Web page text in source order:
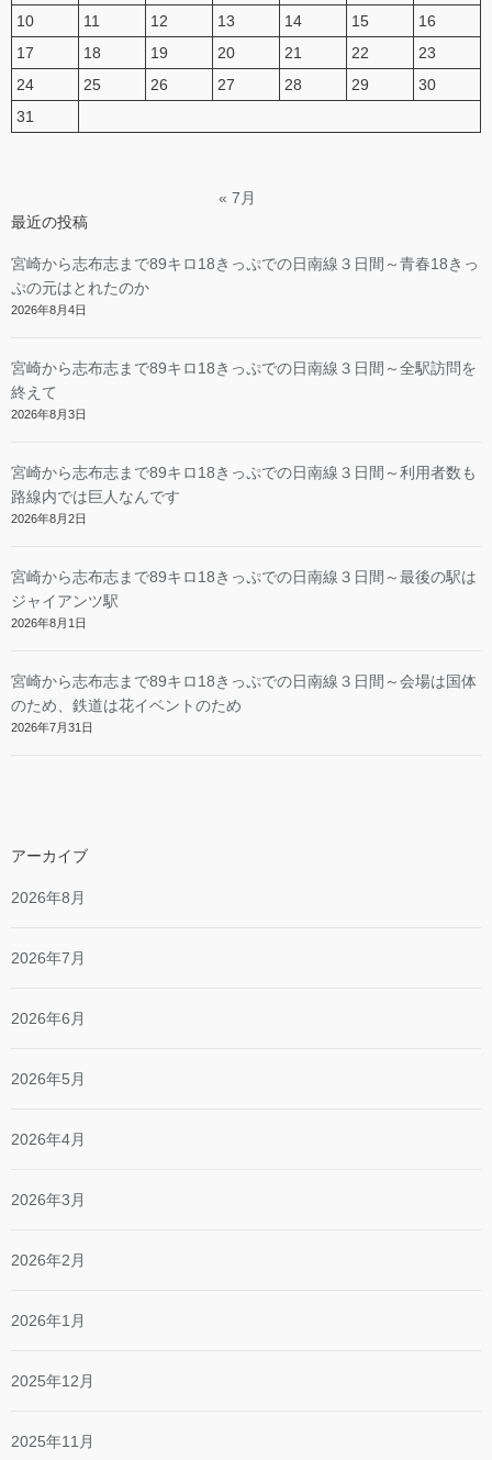
10
11 12 13 14 15
16
17
18 19 20 21 22
23
24
25 26 27 28 29
30
31
« 7月
最近の投稿
宮崎から志布志まで89キロ18きっぷでの日南線３日間～青春18きっ
ぷの元はとれたのか
2026年8月4日
宮崎から志布志まで89キロ18きっぷでの日南線３日間～全駅訪問を
終えて
2026年8月3日
宮崎から志布志まで89キロ18きっぷでの日南線３日間～利用者数も
路線内では巨人なんです
2026年8月2日
宮崎から志布志まで89キロ18きっぷでの日南線３日間～最後の駅は
ジャイアンツ駅
2026年8月1日
宮崎から志布志まで89キロ18きっぷでの日南線３日間～会場は国体
のため、鉄道は花イベントのため
2026年7月31日
アーカイブ
2026年8月
2026年7月
2026年6月
2026年5月
2026年4月
2026年3月
2026年2月
2026年1月
2025年12月
2025年11月